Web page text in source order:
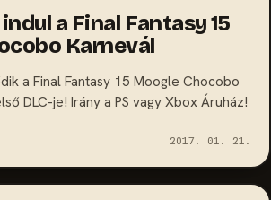
a Final Fantasy 15
Karnevál
a Final Fantasy 15 Moogle Chocobo
DLC-je! Irány a PS vagy Xbox Áruház!
2017. 01. 21.